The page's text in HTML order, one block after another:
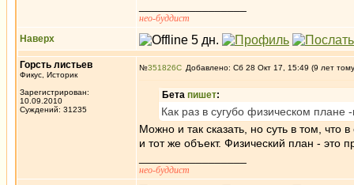
нео-буддист
Наверх
Горсть листьев
Фикус, Историк
Зарегистрирован:
10.09.2010
Суждений: 31235
№351826 Добавлено: Сб 28 Окт 17, 15:49 (9 лет
Бета пишет:
Как раз в сугубо физическом
Можно и так сказать, но суть в том,
и тот же объект. Физический план - это
нео-буддист